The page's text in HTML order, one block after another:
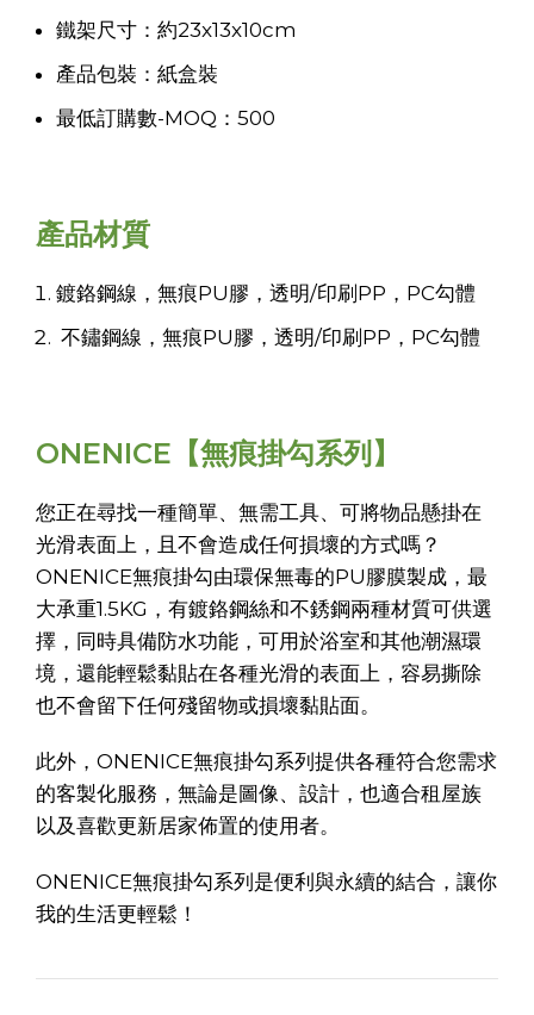
鐵架尺寸：約23x13x10cm
產品包裝：紙盒裝
最低訂購數-MOQ：500
產品材質
鍍鉻鋼線，無痕PU膠，透明/印刷PP，PC勾體
不鏽鋼線，無痕PU膠，透明/印刷PP，PC勾體
ONENICE【無痕掛勾系列】
您正在尋找一種簡單、無需工具、可將物品懸掛在
光滑表面上，且不會造成任何損壞的方式嗎？
ONENICE無痕掛勾由環保無毒的PU膠膜製成，最
大承重1.5KG，有鍍鉻鋼絲和不銹鋼兩種材質可供選
擇，同時具備防水功能，可用於浴室和其他潮濕環
境，還能輕鬆黏貼在各種光滑的表面上，容易撕除
也不會留下任何殘留物或損壞黏貼面。
此外，ONENICE無痕掛勾系列提供各種符合您需求
的客製化服務，無論是圖像、設計，也適合租屋族
以及喜歡更新居家佈置的使用者。
ONENICE無痕掛勾系列是便利與永續的結合，讓你
我的生活更輕鬆！